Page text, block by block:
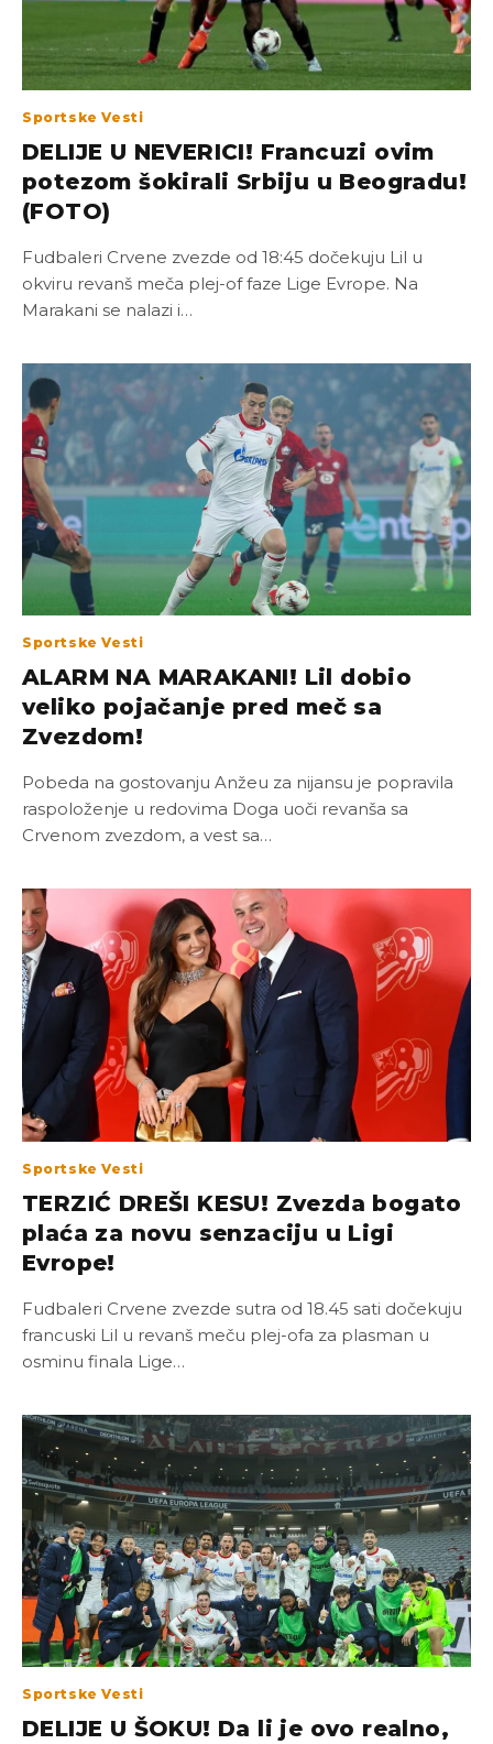
Sportske Vesti
DELIJE U NEVERICI! Francuzi ovim
potezom šokirali Srbiju u Beogradu!
(FOTO)
Fudbaleri Crvene zvezde od 18:45 dočekuju Lil u
okviru revanš meča plej-of faze Lige Evrope. Na
Marakani se nalazi i…
Sportske Vesti
ALARM NA MARAKANI! Lil dobio
veliko pojačanje pred meč sa
Zvezdom!
Pobeda na gostovanju Anžeu za nijansu je popravila
raspoloženje u redovima Doga uoči revanša sa
Crvenom zvezdom, a vest sa…
Sportske Vesti
TERZIĆ DREŠI KESU! Zvezda bogato
plaća za novu senzaciju u Ligi
Evrope!
Fudbaleri Crvene zvezde sutra od 18.45 sati dočekuju
francuski Lil u revanš meču plej-ofa za plasman u
osminu finala Lige…
Sportske Vesti
DELIJE U ŠOKU! Da li je ovo realno,